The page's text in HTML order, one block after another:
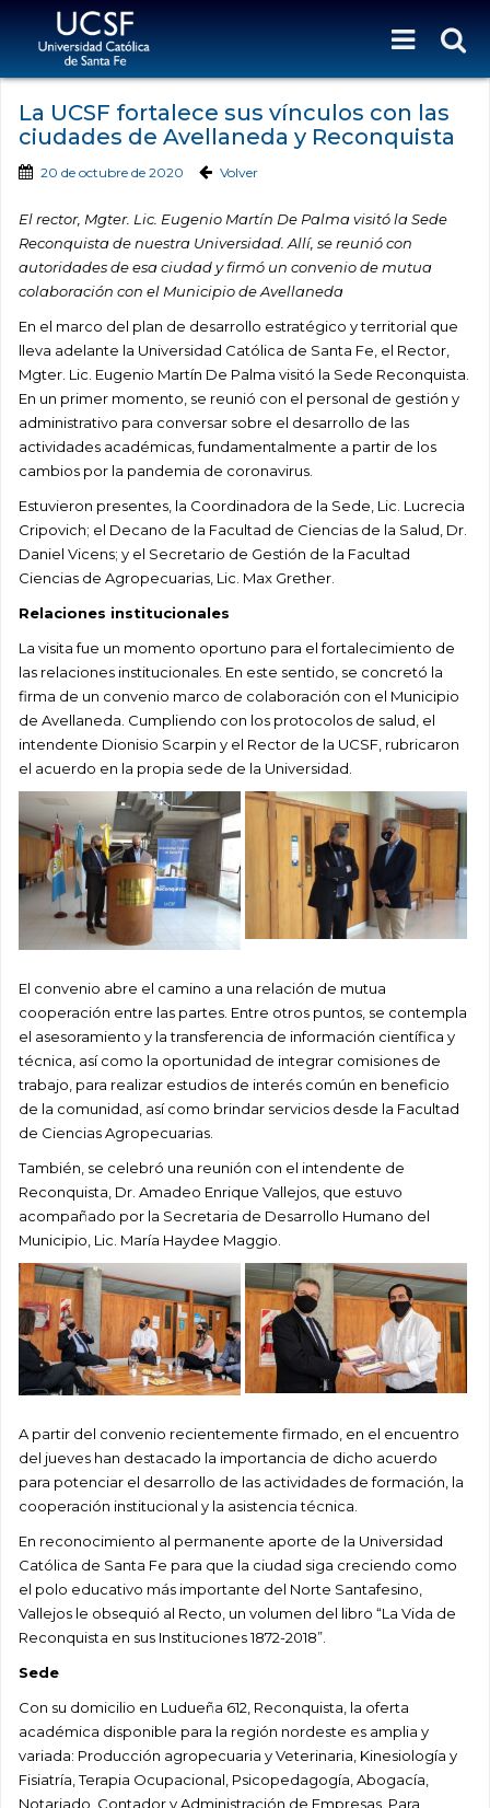
La UCSF fortalece sus vínculos con las
ciudades de Avellaneda y Reconquista
20 de octubre de 2020 Volver
El rector, Mgter. Lic. Eugenio Martín De Palma visitó la Sede
Reconquista de nuestra Universidad. Allí, se reunió con
autoridades de esa ciudad y firmó un convenio de mutua
colaboración con el Municipio de Avellaneda
En el marco del plan de desarrollo estratégico y territorial que
lleva adelante la Universidad Católica de Santa Fe, el Rector,
Mgter. Lic. Eugenio Martín De Palma visitó la Sede Reconquista.
En un primer momento, se reunió con el personal de gestión y
administrativo para conversar sobre el desarrollo de las
actividades académicas, fundamentalmente a partir de los
cambios por la pandemia de coronavirus.
Estuvieron presentes, la Coordinadora de la Sede, Lic. Lucrecia
Cripovich; el Decano de la Facultad de Ciencias de la Salud, Dr.
Daniel Vicens; y el Secretario de Gestión de la Facultad
Ciencias de Agropecuarias, Lic. Max Grether.
Relaciones institucionales
La visita fue un momento oportuno para el fortalecimiento de
las relaciones institucionales. En este sentido, se concretó la
firma de un convenio marco de colaboración con el Municipio
de Avellaneda. Cumpliendo con los protocolos de salud, el
intendente Dionisio Scarpin y el Rector de la UCSF, rubricaron
el acuerdo en la propia sede de la Universidad.
El convenio abre el camino a una relación de mutua
cooperación entre las partes. Entre otros puntos, se contempla
el asesoramiento y la transferencia de información científica y
técnica, así como la oportunidad de integrar comisiones de
trabajo, para realizar estudios de interés común en beneficio
de la comunidad, así como brindar servicios desde la Facultad
de Ciencias Agropecuarias.
También, se celebró una reunión con el intendente de
Reconquista, Dr. Amadeo Enrique Vallejos, que estuvo
acompañado por la Secretaria de Desarrollo Humano del
Municipio, Lic. María Haydee Maggio.
A partir del convenio recientemente firmado, en el encuentro
del jueves han destacado la importancia de dicho acuerdo
para potenciar el desarrollo de las actividades de formación, la
cooperación institucional y la asistencia técnica.
En reconocimiento al permanente aporte de la Universidad
Católica de Santa Fe para que la ciudad siga creciendo como
el polo educativo más importante del Norte Santafesino,
Vallejos le obsequió al Recto, un volumen del libro “La Vida de
Reconquista en sus Instituciones 1872-2018”.
Sede
Con su domicilio en Ludueña 612, Reconquista, la oferta
académica disponible para la región nordeste es amplia y
variada: Producción agropecuaria y Veterinaria, Kinesiología y
Fisiatría, Terapia Ocupacional, Psicopedagogía, Abogacía,
Notariado, Contador y Administración de Empresas. Para